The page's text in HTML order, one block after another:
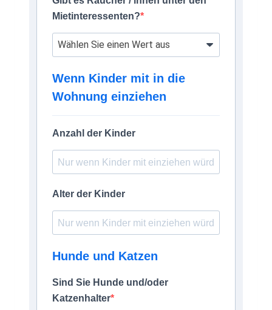
Mietinteressenten?
Wenn Kinder mit in die
Wohnung einziehen
Anzahl der Kinder
Alter der Kinder
Hunde und Katzen
Sind Sie Hunde und/oder
Katzenhalter